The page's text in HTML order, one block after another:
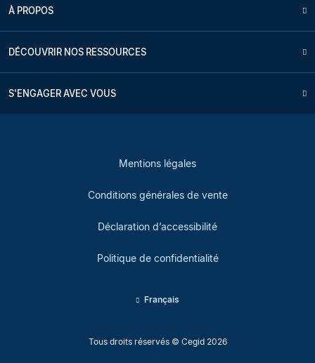
À PROPOS
DÉCOUVRIR NOS RESSOURCES
S'ENGAGER AVEC VOUS
Tous droits réservés © Cegid 2026
Mentions légales
Conditions générales de vente
Déclaration d’accessibilité
Politique de confidentialité
Français